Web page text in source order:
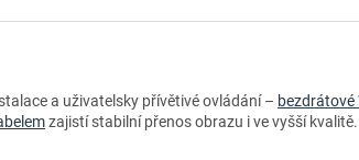
a uživatelsky přívětivé ovládání – bezdrátové
zajistí stabilní přenos obrazu i ve vyšší kvalitě.